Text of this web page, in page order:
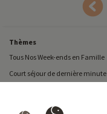
Thèmes
Tous Nos Week-ends en Famille
Court séjour de dernière minute
Destinations